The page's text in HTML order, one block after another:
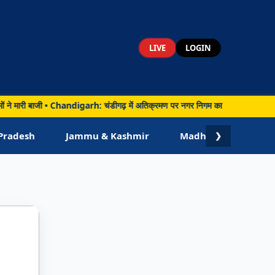
LIVE LOGIN
बाजी • Chandigarh: चंडीगढ़ में अतिक्रमण पर नगर निगम का बड़ा एक्शन,
Jammu & Kashmir Madhya Pradesh
❯